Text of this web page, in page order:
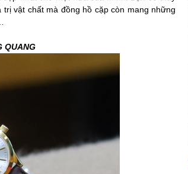
vật chất mà đồng hồ cặp còn mang những
QUANG